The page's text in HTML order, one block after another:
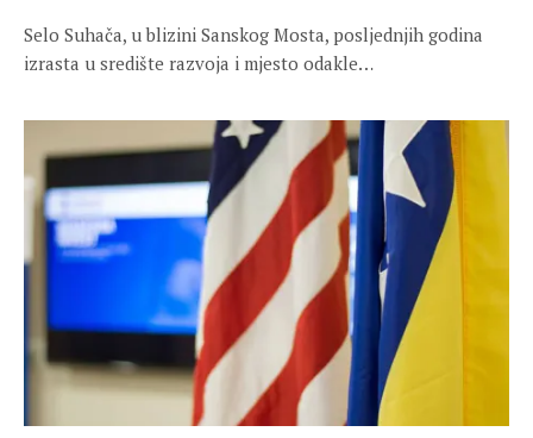
Selo Suhača, u blizini Sanskog Mosta, posljednjih godina
izrasta u središte razvoja i mjesto odakle…